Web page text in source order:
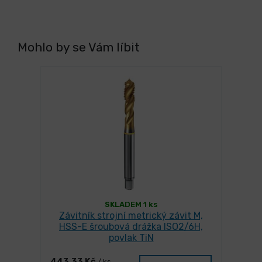
Mohlo by se Vám líbit
SKLADEM 1 ks
Závitník strojní metrický závit M,
HSS-E šroubová drážka ISO2/6H,
povlak TiN